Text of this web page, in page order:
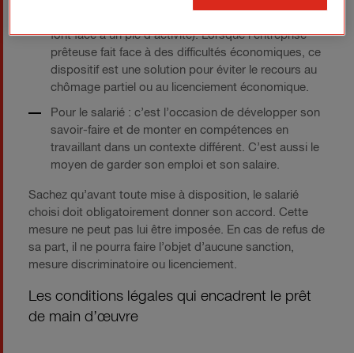
font face à un pic d’activité). Lorsque l’entreprise
prêteuse fait face à des difficultés économiques, ce
dispositif est une solution pour éviter le recours au
chômage partiel ou au licenciement économique.
Pour le salarié : c’est l’occasion de développer son
savoir-faire et de monter en compétences en
travaillant dans un contexte différent. C’est aussi le
moyen de garder son emploi et son salaire.
Sachez qu’avant toute mise à disposition, le salarié
choisi doit obligatoirement donner son accord. Cette
mesure ne peut pas lui être imposée. En cas de refus de
sa part, il ne pourra faire l’objet d’aucune sanction,
mesure discriminatoire ou licenciement.
Les conditions légales qui encadrent le prêt
de main d’œuvre